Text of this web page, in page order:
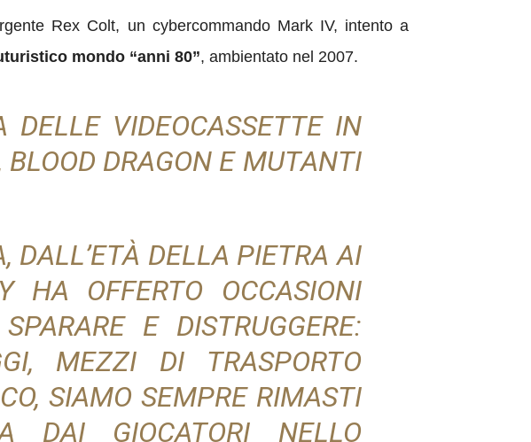
Rex Colt, un cybercommando Mark IV, intento a
mondo “anni 80”, ambientato nel 2007.
DELLE VIDEOCASSETTE IN
DRAGON E MUTANTI
DALL’ETÀ DELLA PIETRA AI
HA OFFERTO OCCASIONI
E DISTRUGGERE:
MEZZI DI TRASPORTO
SIAMO SEMPRE RIMASTI
DAI GIOCATORI NELLO